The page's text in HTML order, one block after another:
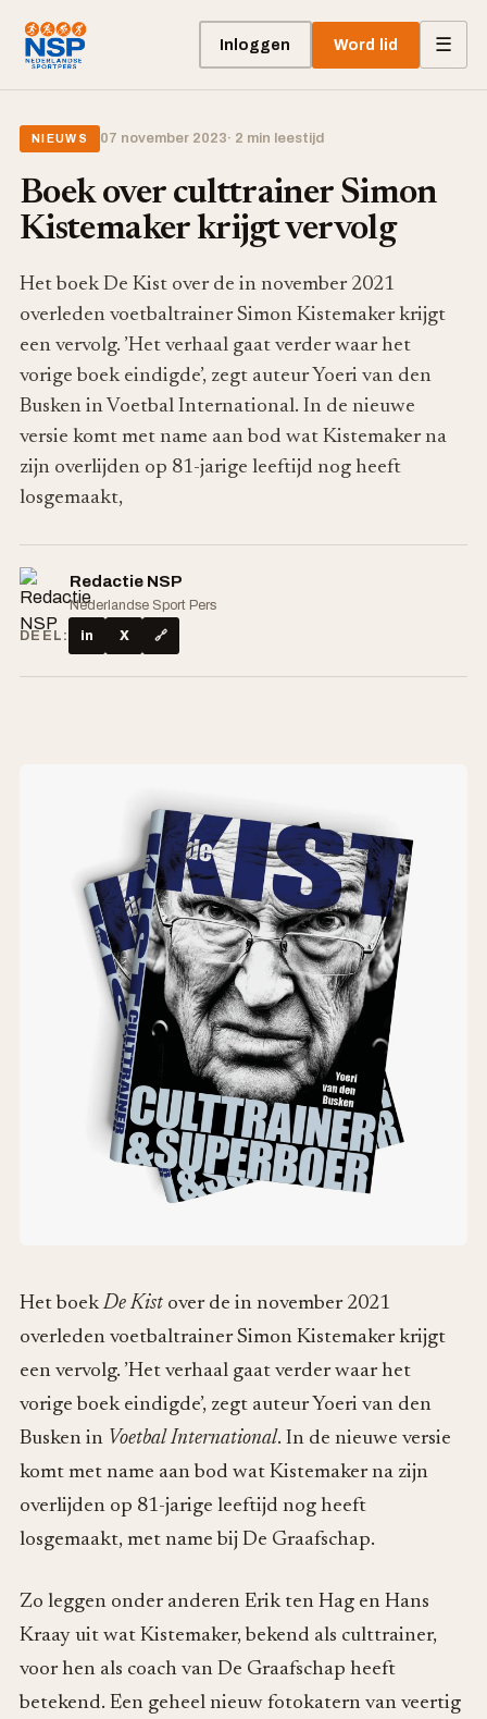
Inloggen Word lid ☰
NIEUWS 07 november 2023· 2 min leestijd
Boek over culttrainer Simon
Kistemaker krijgt vervolg
Het boek De Kist over de in november 2021
overleden voetbaltrainer Simon Kistemaker krijgt
een vervolg. ’Het verhaal gaat verder waar het
vorige boek eindigde’, zegt auteur Yoeri van den
Busken in Voetbal International. In de nieuwe
versie komt met name aan bod wat Kistemaker na
zijn overlijden op 81-jarige leeftijd nog heeft
losgemaakt,
Redactie NSP
Nederlandse Sport Pers
DEEL:
in X 🔗
Het boekDe Kist over de in november 2021
overleden voetbaltrainer Simon Kistemaker krijgt
een vervolg. ’Het verhaal gaat verder waar het
vorige boek eindigde’, zegt auteur Yoeri van den
Busken in Voetbal International. In de nieuwe versie
komt met name aan bod wat Kistemaker na zijn
overlijden op 81-jarige leeftijd nog heeft
losgemaakt, met name bij De Graafschap.
Zo leggen onder anderen Erik ten Hag en Hans
Kraay uit wat Kistemaker, bekend als culttrainer,
voor hen als coach van De Graafschap heeft
betekend. Een geheel nieuw fotokatern van veertig